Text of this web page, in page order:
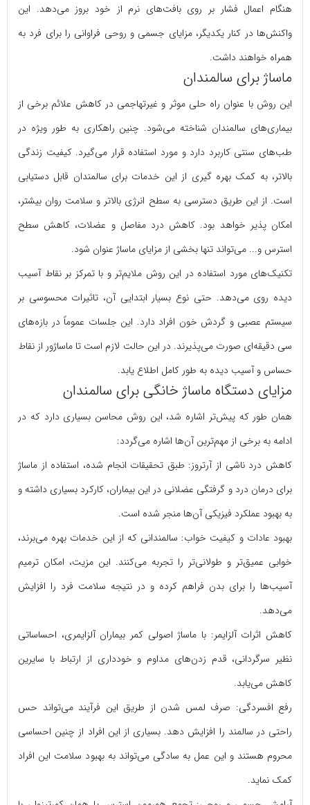
هنگام اعمال فشار بر روی بافت‌های نرم از خود بروز می‌دهد. این
واکنش‌ها در کنار یکدیگر، مزایای جسمی و روحی فراوانی را برای فرد به
همراه خواهند داشت.
ماساژ برای سالمندان
این روش با عنوان راه حلی موثر و غیرتهاجمی در کاهش علائم برخی از
بیماری‌های سالمندان شناخته می‌شود. چنین راهکاری به طور ویژه در
طب‌های سنتی کاربرد دارد و مورد استفاده قرار می‌گیرد. کیفیت زندگی
بالاتر، به کمک بهره گیری از این خدمات برای سالمندان قابل دستیابی
است. از این طریق دسترسی به سطح انرژی بالاتر و سلامت روان بیشتر،
امکان پذیر خواهد بود. کاهش درد مفاصل و عضلات، کاهش سطح
استرس و... می‌تواند تنها بخشی از مزایای ماساژ عنوان شود.
تکنیک‌های مورد استفاده در این روش ملایم‌تر و با تمرکز بر نقاط آسیب
دیده روی می‌دهد. حتی نوع بسیار ابتدایی آن، تاثیرات محسوسی بر
سیستم عصبی و گردش خون افراد دارد. این جلسات عموماً در بازه‌های
سی دقیقه‌ای صورت می‌پذیرند. در این حالت لازم است تا ماساژور از نقاط
حساس و آسیب دیده به طور کامل اطلاع یابد.
مزایای دستگاه ماساژ خانگی برای سالمندان
همان طور که پیش‌تر اشاره شد، این روش محاسن بسیاری دارد که در
ادامه به برخی از مهم‌ترین آن‌ها اشاره می‌گردد:
کاهش درد ناشی از آرتروز: طبق تحقیقات انجام شده، استفاده از ماساژ
برای درمان درد و گرفتگی عضلانی در این بیماران، کارکرد بسیاری داشته و
به بهبود عملکرد فیزیکی آن‌ها منجر شده است.
بهبود عادات و کیفیت خواب: سالمندانی که از این خدمات بهره می‌برند،
خوابی عمیق‌تر و طولانی‌تر را تجربه می‌کنند. این مزیت، امکان ترمیم
آسیب‌ها را برای بدن فراهم کرده و در نتیجه سلامت فرد را افزایش
می‌دهد.
کاهش اثرات آلزایمر: با ماساژ اصولی کمر بیماران آلزایمری، احساساتی
نظیر سرگردانی، قدم زدن‌های مداوم و خودداری از ارتباط با سایرین
کاهش می‌یابد.
رفع افسردگی: صرف لمس شدن از طریق این فرآیند می‌تواند حس
راحتی در سالمند را افزایش دهد. بسیاری از این افراد از چنین احساسی
محروم هستند و این عمل به سادگی می‌تواند به بهبود سلامت این افراد
کمک نماید.